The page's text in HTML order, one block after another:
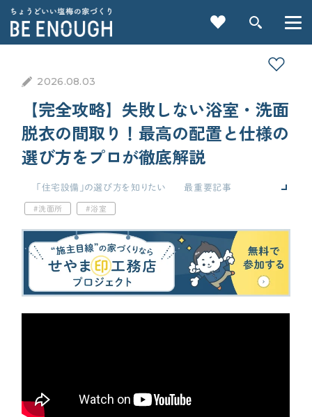
重要記事一覧を見る
CATEGORY
カテゴリから探す
家づくりの前に
資金計画
標準仕様
太陽光パネル 一階完結型 アルミ樹脂複合サッシ
2026.08.03
「住宅設備」の選び方を知りたい
最重要記事
標準仕様
間取り
間取りの基本知識・ツボを知りたい
洗面所 浴室
【完全攻略】失敗しない浴室・洗面
脱衣の間取り！最高の配置と仕様の
選び方をプロが徹底解説